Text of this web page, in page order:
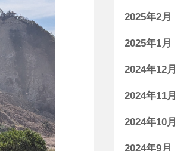
2025年2月
2025年1月
2024年12月
2024年11月
2024年10月
2024年9月